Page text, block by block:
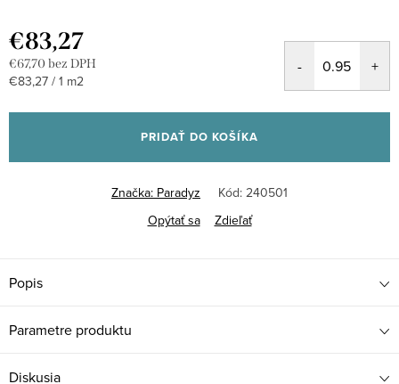
€83,27
€67,70 bez DPH
Jednotková
€83,27 / 1 m2
PRIDAŤ DO KOŠÍKA
Značka: Paradyz Kód: 240501
Opýtať sa
Zdieľať
Popis
Parametre produktu
Diskusia